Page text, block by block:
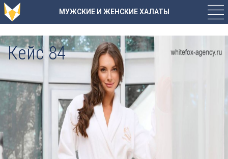
МУЖСКИЕ И ЖЕНСКИЕ ХАЛАТЫ
Кейс 84